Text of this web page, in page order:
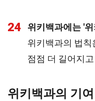
24
위키백과에는 '
위키백과의 법칙
점점 더 길어지
위키백과의 기